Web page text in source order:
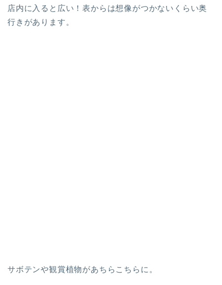
店内に入ると広い！表からは想像がつかないくらい奥
行きがあります。
サボテンや観賞植物があちらこちらに。